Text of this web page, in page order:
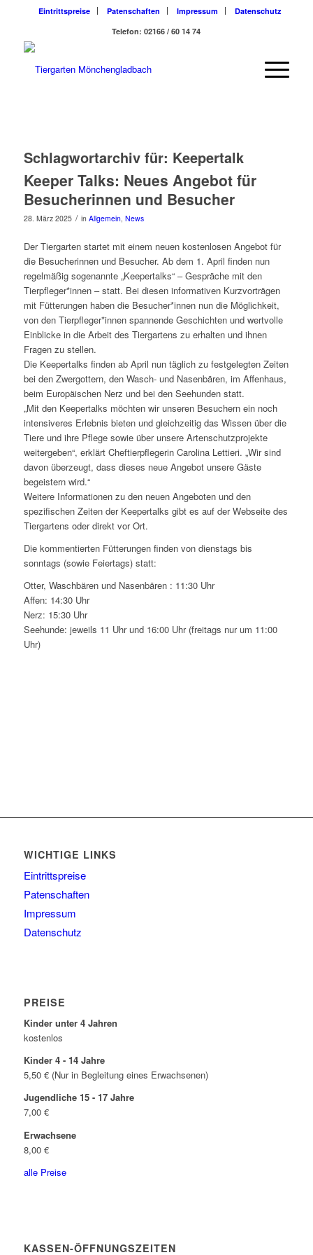
Eintrittspreise Patenschaften Impressum
Datenschutz
Telefon: 02166 / 60 14 74
Schlagwortarchiv für: Keepertalk
Keeper Talks: Neues Angebot für
Besucherinnen und Besucher
28. März 2025 / in Allgemein, News
Der Tiergarten startet mit einem neuen kostenlosen Angebot für
die Besucherinnen und Besucher. Ab dem 1. April finden nun
regelmäßig sogenannte „Keepertalks“ – Gespräche mit den
Tierpfleger*innen – statt. Bei diesen informativen Kurzvorträgen
mit Fütterungen haben die Besucher*innen nun die Möglichkeit,
von den Tierpfleger*innen spannende Geschichten und wertvolle
Einblicke in die Arbeit des Tiergartens zu erhalten und ihnen
Fragen zu stellen.
Die Keepertalks finden ab April nun täglich zu festgelegten Zeiten
bei den Zwergottern, den Wasch- und Nasenbären, im Affenhaus,
beim Europäischen Nerz und bei den Seehunden statt.
„Mit den Keepertalks möchten wir unseren Besuchern ein noch
intensiveres Erlebnis bieten und gleichzeitig das Wissen über die
Tiere und ihre Pflege sowie über unsere Artenschutzprojekte
weitergeben“, erklärt Cheftierpflegerin Carolina Lettieri. „Wir sind
davon überzeugt, dass dieses neue Angebot unsere Gäste
begeistern wird.“
Weitere Informationen zu den neuen Angeboten und den
spezifischen Zeiten der Keepertalks gibt es auf der Webseite des
Tiergartens oder direkt vor Ort.
Die kommentierten Fütterungen finden von dienstags bis
sonntags (sowie Feiertags) statt:
Otter, Waschbären und Nasenbären : 11:30 Uhr
Affen: 14:30 Uhr
Nerz: 15:30 Uhr
Seehunde: jeweils 11 Uhr und 16:00 Uhr (freitags nur um 11:00
Uhr)
WICHTIGE LINKS
Eintrittspreise
Patenschaften
Impressum
Datenschutz
PREISE
Kinder unter 4 Jahren
kostenlos
Kinder 4 - 14 Jahre
5,50 € (Nur in Begleitung eines Erwachsenen)
Jugendliche 15 - 17 Jahre
7,00 €
Erwachsene
8,00 €
alle Preise
KASSEN-ÖFFNUNGSZEITEN